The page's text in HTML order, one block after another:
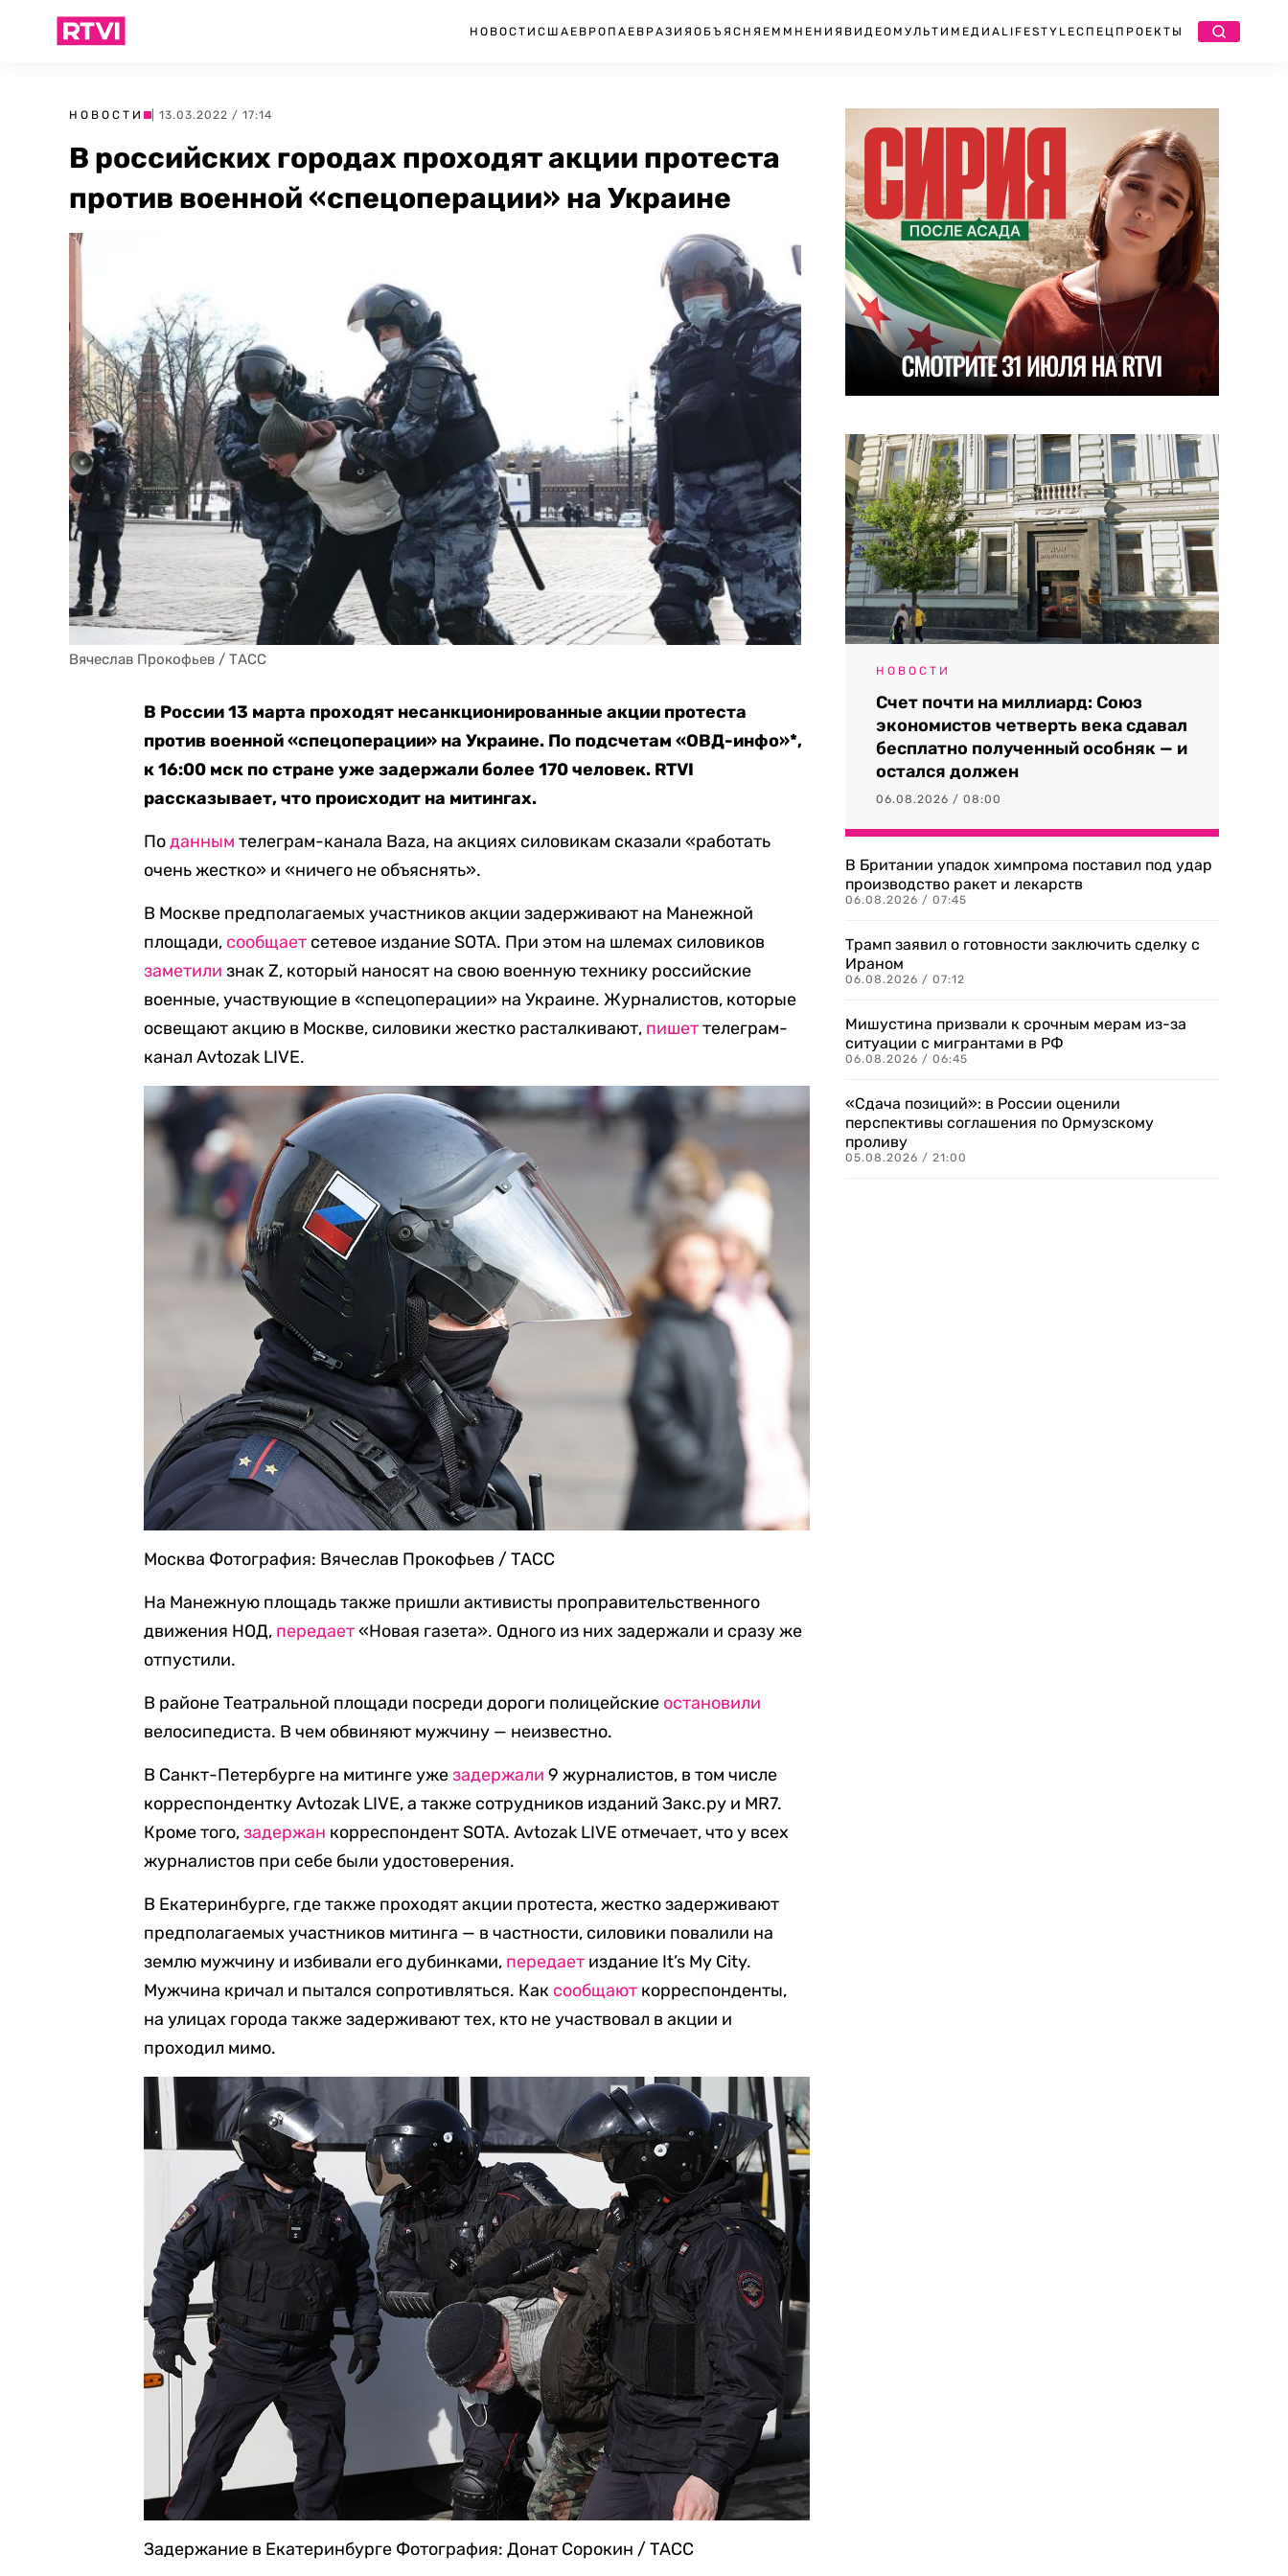
НОВОСТИ США ЕВРОПА ЕВРАЗИЯ ОБЪЯСНЯЕМ МНЕНИЯ ВИДЕО МУЛЬТИМЕДИА LIFESTYLEСПЕЦПРОЕКТЫ
НОВОСТИ | 13.03.2022 / 17:14
В российских городах проходят акции протеста
против военной «спецоперации» на Украине
Вячеслав Прокофьев / ТАСС
В России 13 марта проходят несанкционированные акции протеста
против военной «спецоперации» на Украине. По подсчетам «ОВД-инфо»*,
к 16:00 мск по стране уже задержали более 170 человек. RTVI
рассказывает, что происходит на митингах.
Поданным телеграм-канала Baza, на акциях силовикам сказали «работать
очень жестко» и «ничего не объяснять».
В Москве предполагаемых участников акции задерживают на Манежной
площади, сообщает сетевое издание SOTA. При этом на шлемах силовиков
заметили знак Z, который наносят на свою военную технику российские
военные, участвующие в «спецоперации» на Украине. Журналистов, которые
освещают акцию в Москве, силовики жестко расталкивают, пишеттелеграм-
канал Avtozak LIVE.
Москва Фотография: Вячеслав Прокофьев / ТАСС
На Манежную площадь также пришли активисты проправительственного
движения НОД, передает«Новая газета». Одного из них задержали и сразу же
отпустили.
В районе Театральной площади посреди дороги полицейские остановили
велосипедиста. В чем обвиняют мужчину — неизвестно.
В Санкт-Петербурге на митинге ужезадержали 9 журналистов, в том числе
корреспондентку Avtozak LIVE, а также сотрудников изданий Закс.ру и MR7.
Кроме того,задержан корреспондент SOTA. Avtozak LIVE отмечает, что у всех
журналистов при себе были удостоверения.
В Екатеринбурге, где также проходят акции протеста, жестко задерживают
предполагаемых участников митинга — в частности, силовики повалили на
землю мужчину и избивали его дубинками, передает издание It’s My City.
Мужчина кричал и пытался сопротивляться. Как сообщают корреспонденты,
на улицах города также задерживают тех, кто не участвовал в акции и
проходил мимо.
Задержание в Екатеринбурге Фотография: Донат Сорокин / ТАСС
НОВОСТИ
Счет почти на миллиард: Союз
экономистов четверть века сдавал
бесплатно полученный особняк — и
остался должен
06.08.2026 / 08:00
В Британии упадок химпрома поставил под удар
производство ракет и лекарств
06.08.2026 / 07:45
Трамп заявил о готовности заключить сделку с
Ираном
06.08.2026 / 07:12
Мишустина призвали к срочным мерам из-за
ситуации с мигрантами в РФ
06.08.2026 / 06:45
«Сдача позиций»: в России оценили
перспективы соглашения по Ормузскому
проливу
05.08.2026 / 21:00